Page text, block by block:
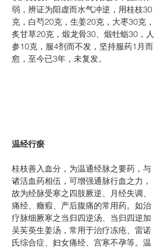
弱，辨证为阳虚而水气冲逆，用桂枝30
克，白芍20克，生姜20克，大枣30克，
炙甘草20克，煅龙骨30、煅牡蛎30，人
参10克，服4剂而不发，坚持服药1月而
愈，至今已3年，未复发。
温经行瘀
桂枝善入血分，为温通经脉之要药，与
诸活血药相伍，可增强通脉行血之力，
故为经脉受寒之四肢厥逆、月经失调、
痛经、癥瘕、产后腹痛的常用药。如治
疗脉细厥寒之当归四逆汤、当归四逆加
吴苵萸生姜汤，常用于治疗冻疮、雷诺
氏综合症、妇女痛经、宫寒不孕等。温